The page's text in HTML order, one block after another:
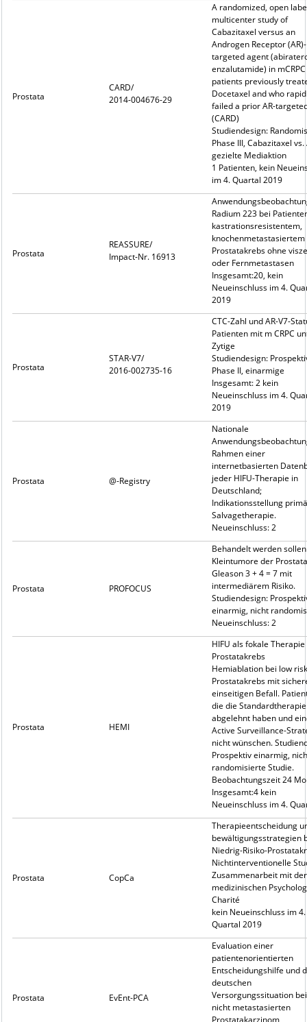
Prostata
CARD/
2014-004676-29
A randomized, open
multicenter study of
Cabazitaxel versus an
Androgen Receptor (AR)-
targeted agent
enzalutamide) in mCRPC
patients previously
Docetaxel and who
failed a prior AR-
(CARD)
Studiendesign:
Phase III, Cabazitaxel vs.
gezielte Mediaktion
1 Patienten, kein
im 4. Quartal 2019
Prostata
REASSURE/
Impact-Nr. 16913
Radium 223 bei
kastrationsresistentem,
knochenmetastasiertem
Prostatakrebs ohne
oder Fernmetastasen
Insgesamt:20, kein
Neueinschluss im 4.
2019
Prostata
STAR-V7/
2016-002735-16
CTC-Zahl und AR-V7-
Patienten mit m CRPC
Zytige
Studiendesign:
Phase II, einarmige
Insgesamt: 2 kein
Neueinschluss im 4.
2019
Prostata @-Registry
Nationale
Rahmen einer
internetbasierten
jeder HIFU-Therapie in
Deutschland;
Indikationsstellung
Salvagetherapie.
Neueinschluss: 2
Prostata PROFOCUS
Behandelt werden sollen
Kleintumore der
Gleason 3 + 4 = 7 mit
intermediärem Risiko.
Studiendesign:
einarmig, nicht
Neueinschluss: 2
Prostata HEMI
HIFU als fokale
Prostatakrebs
Hemiablation bei low
Prostatakrebs mit
einseitigen Befall.
die die
abgelehnt haben und
Active Surveillance-
nicht wünschen.
Prospektiv einarmig,
randomisierte Studie.
Beobachtungszeit 24
Insgesamt:4 kein
Neueinschluss im 4.
Prostata CopCa
Therapieentscheidung
bewältigungsstrategien
Niedrig-Risiko-
Nichtinterventionelle
Zusammenarbeit mit der
medizinischen
Charité
kein Neueinschluss im 4.
Quartal 2019
Prostata EvEnt-PCA
Evaluation einer
patientenorientierten
Entscheidungshilfe und
deutschen
Versorgungssituation
nicht metastasierten
Prostatakarzinom